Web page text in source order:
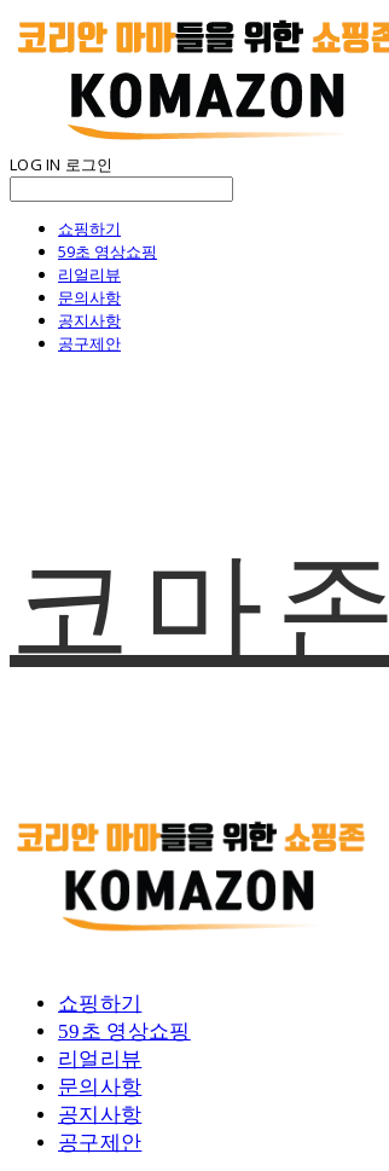
LOG IN 로그인
쇼핑하기
59초 영상쇼핑
리얼리뷰
문의사항
공지사항
공구제안
코마존
쇼핑하기
59초 영상쇼핑
리얼리뷰
문의사항
공지사항
공구제안